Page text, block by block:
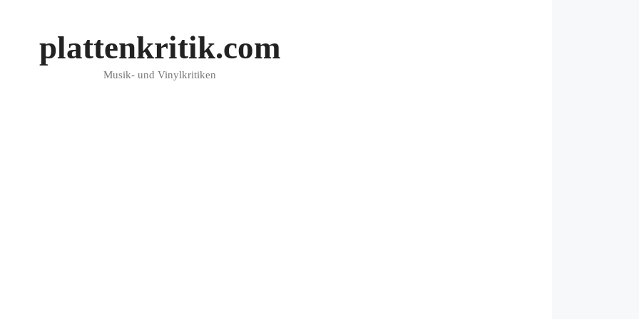
plattenkritik.com
Musik- und Vinylkritiken